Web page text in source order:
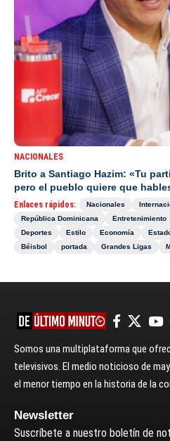
NACIONALES
Brito a Santiago Hazim: «Tu
pero el pueblo quiere que
Enlaces rápidos: Nacionales
República Dominicana
Entretenimiento
Deportes
Estilo Economía
Béisbol
portada Grandes Ligas
Somos una multiplataforma que
televisivos. El medio noticioso de
el menor tiempo en la historia de la
Newsletter
Suscríbete a nuestro boletín de